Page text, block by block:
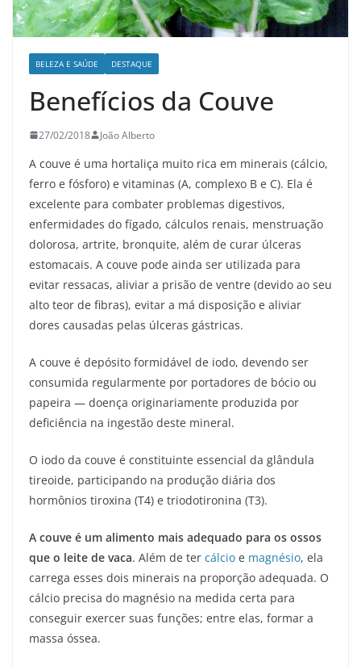
BELEZA E SAÚDE DESTAQUE
Benefícios da Couve
27/02/2018 João Alberto
A couve é uma hortaliça muito rica em minerais (cálcio,
ferro e fósforo) e vitaminas (A, complexo B e C). Ela é
excelente para combater problemas digestivos,
enfermidades do fígado, cálculos renais, menstruação
dolorosa, artrite, bronquite, além de curar úlceras
estomacais. A couve pode ainda ser utilizada para
evitar ressacas, aliviar a prisão de ventre (devido ao seu
alto teor de fibras), evitar a má disposição e aliviar
dores causadas pelas úlceras gástricas.
A couve é depósito formidável de iodo, devendo ser
consumida regularmente por portadores de bócio ou
papeira — doença originariamente produzida por
deficiência na ingestão deste mineral.
O iodo da couve é constituinte essencial da glândula
tireoide, participando na produção diária dos
hormônios tiroxina (T4) e triodotironina (T3).
A couve é um alimento mais adequado para os ossos
que o leite de vaca. Além de ter cálcio e magnésio, ela
carrega esses dois minerais na proporção adequada. O
cálcio precisa do magnésio na medida certa para
conseguir exercer suas funções; entre elas, formar a
massa óssea.